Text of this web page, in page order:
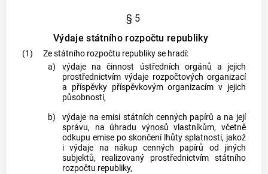
§ 5
Výdaje státního rozpočtu republiky
(1)
Ze státního rozpočtu republiky se hradí:
a)
výdaje na činnost ústředních orgánů a jejich
prostřednictvím výdaje rozpočtových organizací
a příspěvky příspěvkovým organizacím v jejich
působnosti,
b)
výdaje na emisi státníchcenných papírů a na její
správu, na úhradu výnosů vlastníkům, včetně
odkupu emise po skončení lhůty splatnosti, jakož
i výdaje na nákupcenných papírů od jiných
subjektů, realizovaný prostřednictvím státního
rozpočtu republiky,